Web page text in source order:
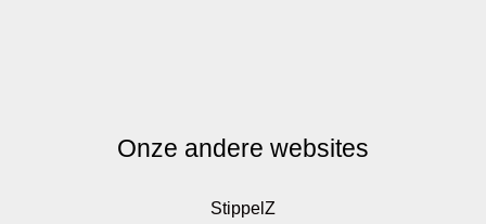
Onze andere websites
StippelZ